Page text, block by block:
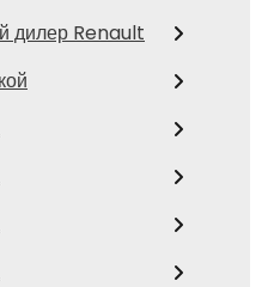
дилер Renault